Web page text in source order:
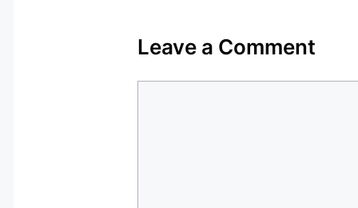
Leave a Comment